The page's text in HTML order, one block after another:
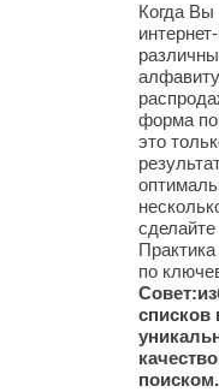
Когда Вы
форма
это
по
списков
поиском.